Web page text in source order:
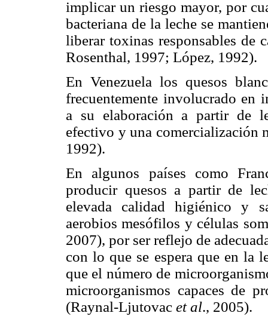
implicar un riesgo mayor, por
bacteriana de la leche se
liberar toxinas responsables de
Rosenthal, 1997; López, 1992).
En Venezuela los quesos
frecuentemente involucrado en
a su elaboración a partir de
efectivo y una comercialización
1992).
En algunos países como
producir quesos a partir de
elevada calidad higiénico y
aerobios mesófilos y células
2007), por ser reflejo de
con lo que se espera que en la
que el número de
microorganismos capaces de
(Raynal-Ljutovac et al., 2005).